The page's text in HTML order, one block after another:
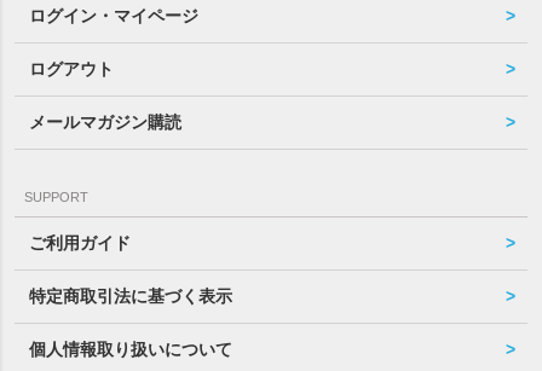
ログイン・マイページ
ログアウト
メールマガジン購読
SUPPORT
ご利用ガイド
特定商取引法に基づく表示
個人情報取り扱いについて